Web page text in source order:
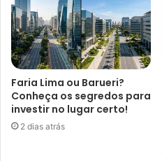
Faria Lima ou Barueri?
Conheça os segredos para
investir no lugar certo!
2 dias atrás